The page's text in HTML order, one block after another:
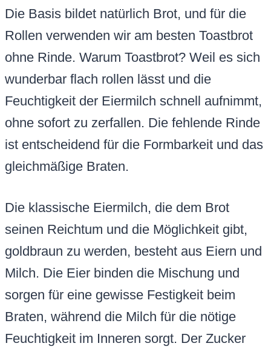
Die Basis bildet natürlich Brot, und für die
Rollen verwenden wir am besten Toastbrot
ohne Rinde. Warum Toastbrot? Weil es sich
wunderbar flach rollen lässt und die
Feuchtigkeit der Eiermilch schnell aufnimmt,
ohne sofort zu zerfallen. Die fehlende Rinde
ist entscheidend für die Formbarkeit und das
gleichmäßige Braten.
Die klassische Eiermilch, die dem Brot
seinen Reichtum und die Möglichkeit gibt,
goldbraun zu werden, besteht aus Eiern und
Milch. Die Eier binden die Mischung und
sorgen für eine gewisse Festigkeit beim
Braten, während die Milch für die nötige
Feuchtigkeit im Inneren sorgt. Der Zucker